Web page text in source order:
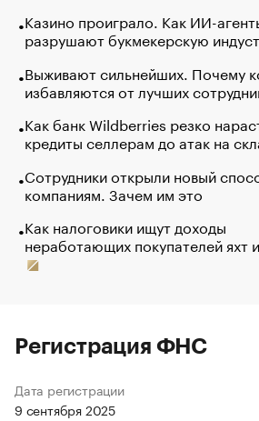
Казино проиграло. Как ИИ-
разрушают букмекерскую
Выживают сильнейших. Почему
избавляются от лучших
Как банк Wildberries резко
кредиты селлерам до атак на
Сотрудники открыли новый
компаниям. Зачем им это
Как налоговики ищут доходы
неработающих покупателей яхт
Регистрация ФНС
Дата регистрации
9 сентября 2025